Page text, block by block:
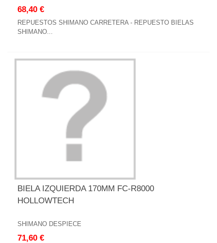
68,40 €
REPUESTOS SHIMANO CARRETERA - REPUESTO BIELAS
SHIMANO...
BIELA IZQUIERDA 170MM FC-R8000
HOLLOWTECH
SHIMANO DESPIECE
71,60 €